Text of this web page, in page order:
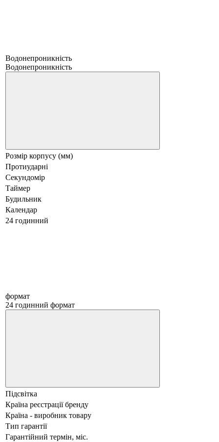
Водонепроникність
Водонепроникність
Розмір корпусу (мм)
Протиударні
Секундомір
Таймер
Будильник
Календар
24 годинний
формат
24 годинний формат
Підсвітка
Країна реєстрації бренду
Країна - виробник товару
Тип гарантії
Гарантійний термін, міс.